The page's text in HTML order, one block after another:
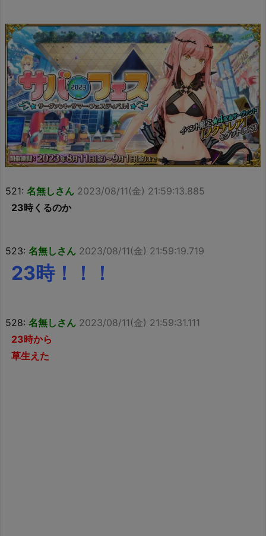
521: 名無しさん 2023/08/11(金) 21:59:13.885
23時くるのか
523: 名無しさん 2023/08/11(金) 21:59:19.719
23時！！！
528: 名無しさん 2023/08/11(金) 21:59:31.111
23時から
草生えた